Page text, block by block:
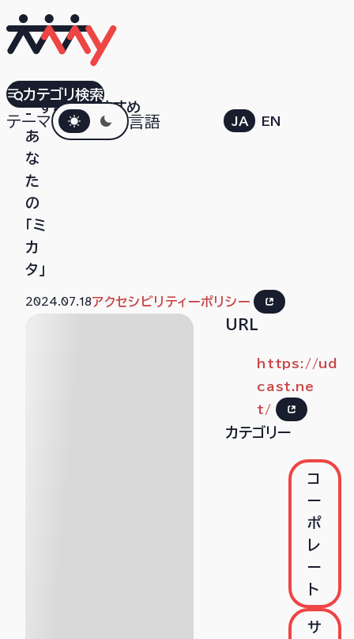
すべておすすめ
テーマダークモード言語 JA EN
カテゴリ検索
UDCast
-
あ
な
た
の
「ミ
カ
タ」
2024.07.18アクセシビリティーポリシー
URL
https://ud
cast.ne
t/
カテゴリー
コ
ー
ポ
レ
ー
ト
サ